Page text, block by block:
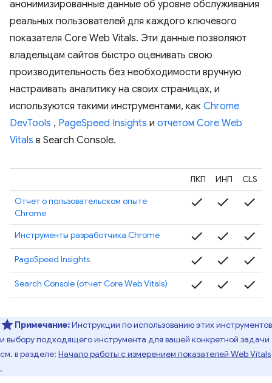
анонимизированные данные об уровне обслуживания
реальных пользователей для каждого ключевого
показателя Core Web Vitals. Эти данные позволяют
владельцам сайтов быстро оценивать свою
производительность без необходимости вручную
настраивать аналитику на своих страницах, и
используются такими инструментами, как Chrome
DevTools , PageSpeed ​​Insights и отчетом Core Web
Vitals в Search Console.
ЛКП ИНП
CLS
Отчет о пользовательском опыте
Chrome
check check check
Инструменты разработчика Chrome check check check
PageSpeed ​​Insights check check check
Search Console (отчет Core Web Vitals) check check check
Примечание:Инструкции по использованию этих инструментов
и выбору подходящего инструмента для вашей конкретной задачи
см. в разделе: Начало работы с измерением показателей Web Vitals
.